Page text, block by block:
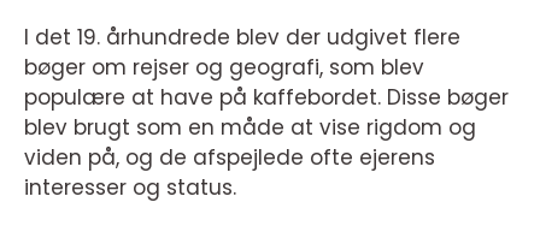
I det 19. århundrede blev der udgivet flere
bøger om rejser og geografi, som blev
populære at have på kaffebordet. Disse bøger
blev brugt som en måde at vise rigdom og
viden på, og de afspejlede ofte ejerens
interesser og status.